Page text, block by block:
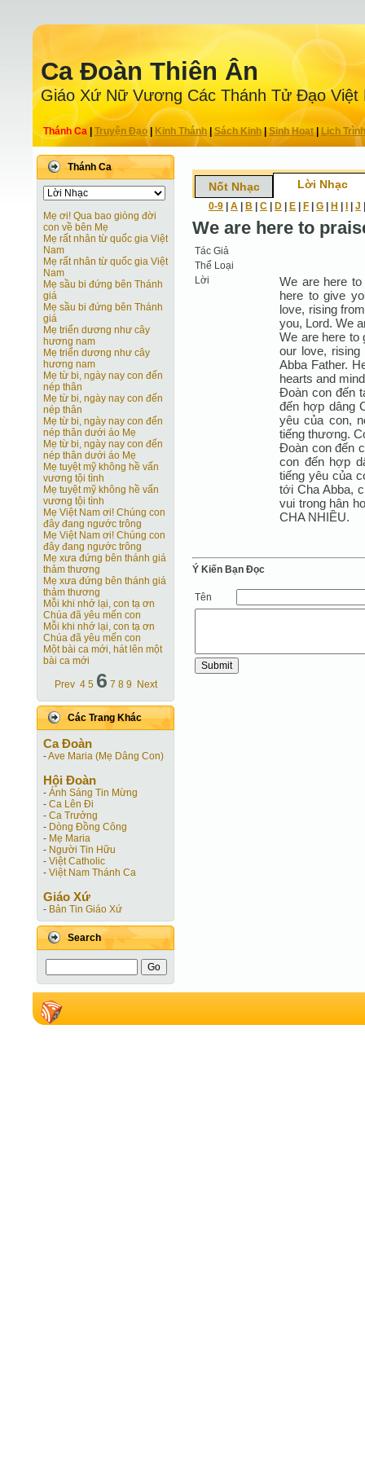
Ca Ðoàn Thiên Ân
Giáo Xứ Nữ Vương Các Thánh Tử Ðạo Việt
Thánh Ca Truyện Ðạo| Kinh Thánh Sách Kinh|Sinh Hoạt| Lịch Trình
Thánh Ca
Mẹ ơi! Qua bao giòng đời
con về bên Mẹ
Mẹ rất nhân từ quốc gia Việt
Nam
Mẹ rất nhân từ quốc gia Việt
Nam
Mẹ sầu bi đứng bên Thánh
giá
Mẹ sầu bi đứng bên Thánh
giá
Mẹ triển dương như cây
hương nam
Mẹ triển dương như cây
hương nam
Mẹ từ bi, ngày nay con đến
nép thân
Mẹ từ bi, ngày nay con đến
nép thân
Mẹ từ bi, ngày nay con đến
nép thân dưới áo Mẹ
Mẹ từ bi, ngày nay con đến
nép thân dưới áo Mẹ
Mẹ tuyệt mỹ không hề vấn
vương tội tình
Mẹ tuyệt mỹ không hề vấn
vương tội tình
Mẹ Việt Nam ơi! Chúng con
đây đang ngước trông
Mẹ Việt Nam ơi! Chúng con
đây đang ngước trông
Mẹ xưa đứng bên thánh giá
thảm thương
Mẹ xưa đứng bên thánh giá
thảm thương
Mỗi khi nhớ lại, con tạ ơn
Chúa đã yêu mến con
Mỗi khi nhớ lại, con tạ ơn
Chúa đã yêu mến con
Một bài ca mới, hát lên một
bài ca mới
Prev 4 5 6 7 8 9 Next
Các Trang Khác
Ca Ðoàn
-Ave Maria (Mẹ Dâng Con)
Hội Ðoàn
- Ánh Sáng Tin Mừng
- Ca Lên Đi
- Ca Trưởng
- Dòng Đồng Công
- Mẹ Maria
- Người Tin Hữu
- Việt Catholic
- Việt Nam Thánh Ca
Giáo Xứ
- Bản Tin Giáo Xứ
Search
Nốt Nhạc Lời Nhạc
0-9 A B C D E F G H J
We are here to
Tác Giả
Thể Loại
Lời
We are here
here to give
love, rising
you, Lord. We
We are here to
our love,
Abba Father.
hearts and
Đoàn con đến
đến hợp dâng
yêu của con,
tiếng thương.
Đoàn con đến
con đến hợp
tiếng yêu của
tới Cha Abba,
vui trong hân
CHA NHIỀU.
Ý Kiến Bạn Ðọc
Tên